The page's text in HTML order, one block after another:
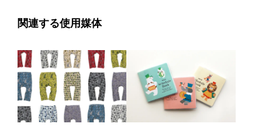
関連する使用媒体